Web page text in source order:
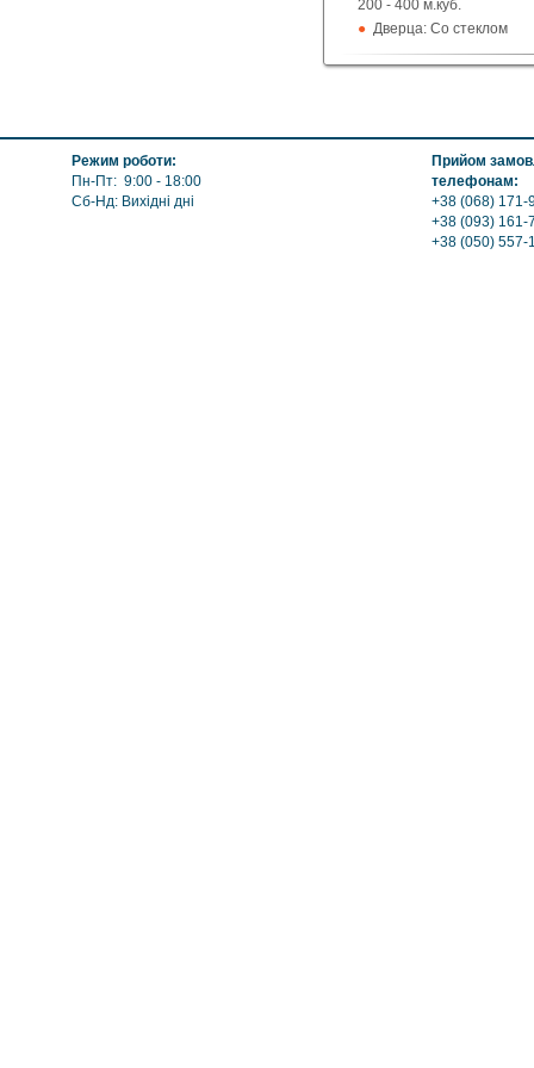
200 - 400 м.куб.
Дверца: Со стеклом
Поверхность: Без
Топливо: Пеллеты
Шибер (Кагла): Нет
Режим роботи:
Пн-Пт: 9:00 - 18:00
Сб-Нд: Вихідні дні
Прийом
телефонам:
+38 (068) 171-
+38 (093)
+38 (050)